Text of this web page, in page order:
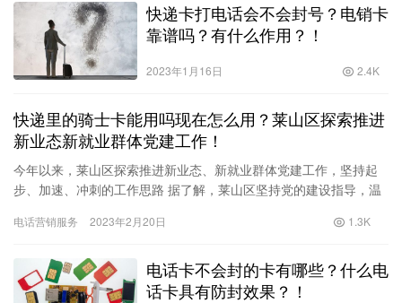
快递卡打电话会不会封号？电销卡
靠谱吗？有什么作用？！
2023年1月16日 2.4K
快递里的骑士卡能用吗现在怎么用？莱山区探索推进
新业态新就业群体党建工作！
今年以来，莱山区探索推进新业态、新就业群体党建工作，坚持起
步、加速、冲刺的工作思路 据了解，莱山区坚持党的建设指导，温
方便…
电话营销服务 2023年2月20日 1.3K
电话卡不会封的卡有哪些？什么电
话卡具有防封效果？！